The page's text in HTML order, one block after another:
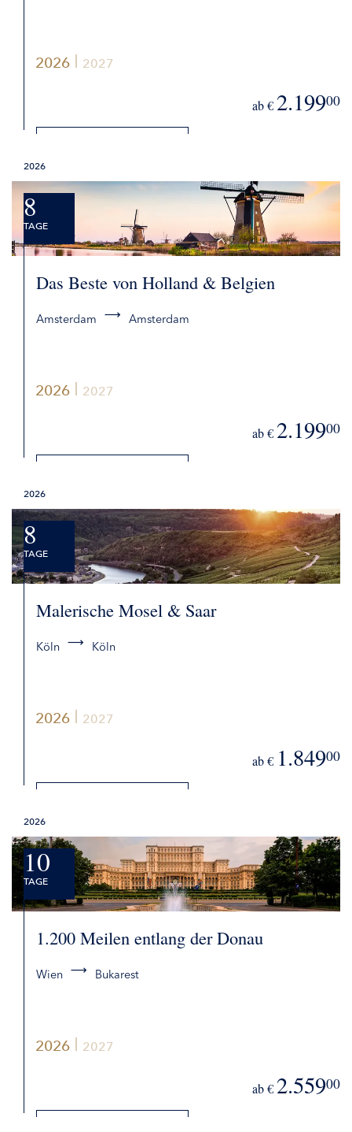
2026 2027
ab € 2.19900
2026 2027
2026
8
TAGE
Das Beste von Holland & Belgien
Amsterdam Amsterdam
ab € 2.19900
2026 2027
2026
8
TAGE
Malerische Mosel & Saar
Köln Köln
ab € 1.84900
2026 2027
2026
10
TAGE
1.200 Meilen entlang der Donau
Wien Bukarest
ab € 2.55900